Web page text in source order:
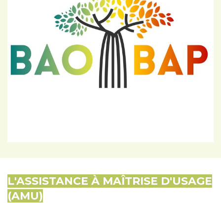
L'ASSISTANCE À MAÎTRISE D'USAGE
(AMU)